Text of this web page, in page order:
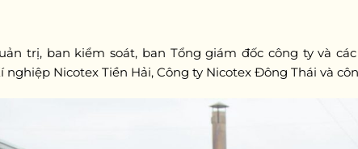
trị, ban kiểm soát, ban Tổng giám đốc công ty và
Nicotex Tiền Hải, Công ty Nicotex Đông Thái và